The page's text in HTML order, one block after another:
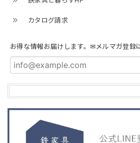
カタログ請求
お得な情報お届けします。✉メルマガ登